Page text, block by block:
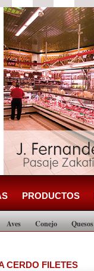
PRODUCTOS
Aves Conejo Quesos
CERDO FILETES